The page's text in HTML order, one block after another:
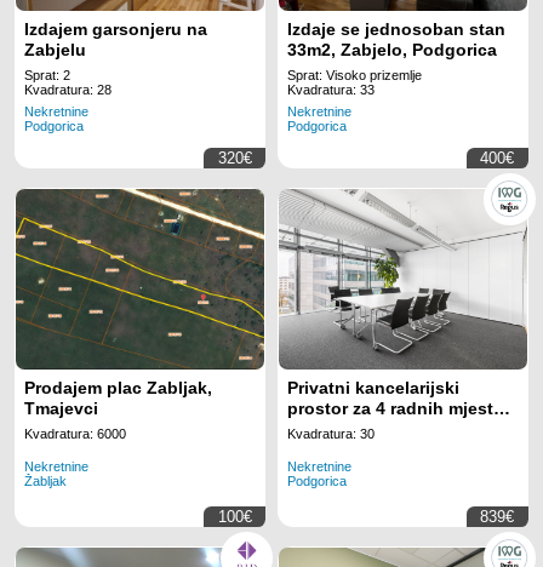
Izdajem garsonjeru na
Zabjelu
Sprat: 2
Kvadratura: 28
Nekretnine
Podgorica
320€
Izdaje se jednosoban stan
33m2, Zabjelo, Podgorica
Sprat: Visoko prizemlje
Kvadratura: 33
Nekretnine
Podgorica
400€
Prodajem plac Zabljak,
Tmajevci
Kvadratura: 6000
Nekretnine
Žabljak
100€
Privatni kancelarijski
prostor za 4 radnih mjesta
na lokaciji Regus Business
Kvadratura: 30
Nekretnine
Podgorica
839€